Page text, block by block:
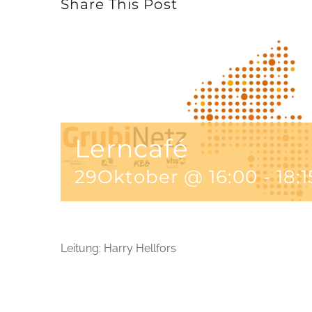
Share This Post
Lerncafé
29Oktober @ 16:00-
Leitung: Harry Hellfors